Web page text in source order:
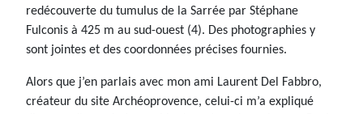
redécouverte du tumulus de la Sarrée par Stéphane
Fulconis à 425 m au sud-ouest (4). Des photographies y
sont jointes et des coordonnées précises fournies.
Alors que j’en parlais avec mon ami Laurent Del Fabbro,
créateur du site Archéoprovence, celui-ci m’a expliqué